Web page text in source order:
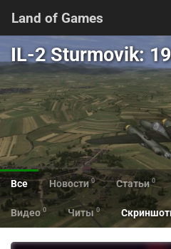
Land of Games
IL-2 Sturmovik:
Все Новости 0 Статьи 0
Видео 0 Читы 0